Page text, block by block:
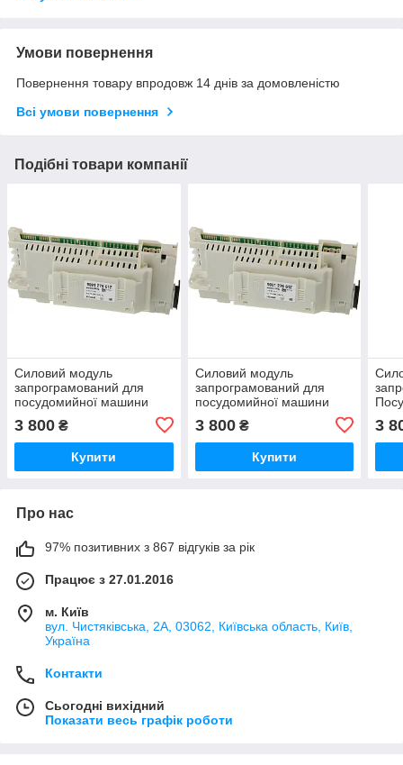
Умови повернення
Повернення товару впродовж 14 днів за домовленістю
Всі умови повернення
Подібні товари компанії
Силовий модуль
запрограмований для
посудомийної машини
3 800 ₴
Купити
Силовий модуль
запрограмований для
посудомийної машини
3 800₴
Купити
3
Про нас
97% позитивних з 867 відгуків за рік
Працює з 27.01.2016
м. Київ
вул. Чистяківська, 2А, 03062, Київська область, Київ,
Україна
Контакти
Сьогодні вихідний
Показати весь графік роботи